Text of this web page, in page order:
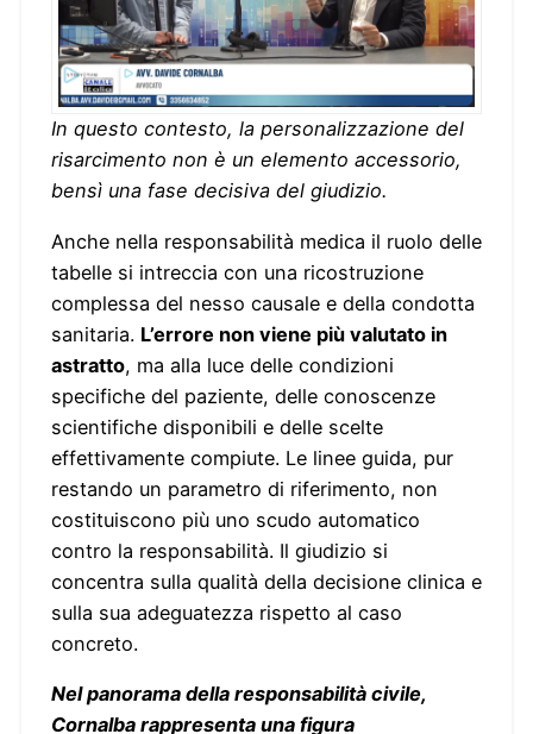
In questo contesto, la personalizzazione del
risarcimento non è un elemento accessorio,
bensì una fase decisiva del giudizio.
Anche nella responsabilità medica il ruolo delle
tabelle si intreccia con una ricostruzione
complessa del nesso causale e della condotta
sanitaria. L’errore non viene più valutato in
astratto, ma alla luce delle condizioni
specifiche del paziente, delle conoscenze
scientifiche disponibili e delle scelte
effettivamente compiute. Le linee guida, pur
restando un parametro di riferimento, non
costituiscono più uno scudo automatico
contro la responsabilità. Il giudizio si
concentra sulla qualità della decisione clinica e
sulla sua adeguatezza rispetto al caso
concreto.
Nel panorama della responsabilità civile,
Cornalba rappresenta una figura